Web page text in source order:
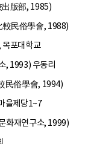
版部, 1985)
民俗學會, 1988)
포대학교
, 1993) 우동리
民俗學會, 1994)
을제당1~7
화재연구소, 1999)